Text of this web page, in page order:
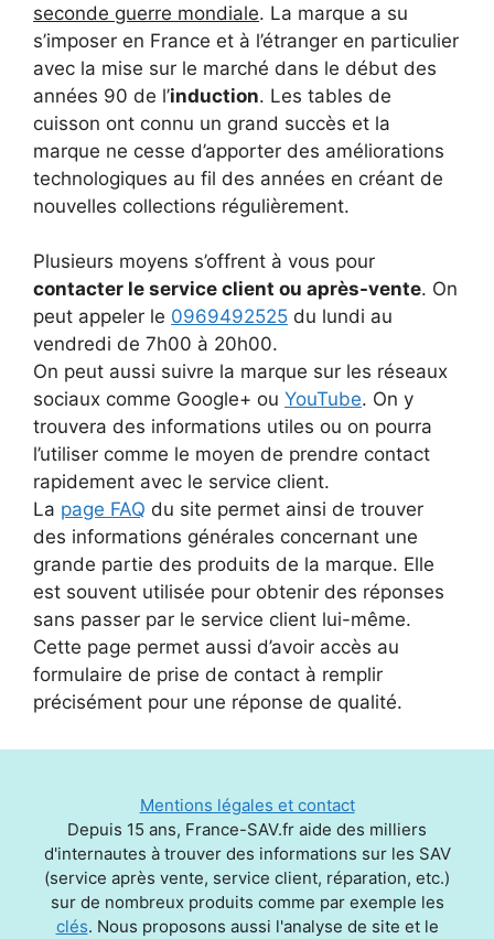
seconde guerre mondiale. La marque a su
s’imposer en France et à l’étranger en particulier
avec la mise sur le marché dans le début des
années 90 de l’induction. Les tables de
cuisson ont connu un grand succès et la
marque ne cesse d’apporter des améliorations
technologiques au fil des années en créant de
nouvelles collections régulièrement.
Plusieurs moyens s’offrent à vous pour
contacter le service client ou après-vente. On
peut appeler le 0969492525 du lundi au
vendredi de 7h00 à 20h00.
On peut aussi suivre la marque sur les réseaux
sociaux comme Google+ ou YouTube. On y
trouvera des informations utiles ou on pourra
l’utiliser comme le moyen de prendre contact
rapidement avec le service client.
La page FAQ du site permet ainsi de trouver
des informations générales concernant une
grande partie des produits de la marque. Elle
est souvent utilisée pour obtenir des réponses
sans passer par le service client lui-même.
Cette page permet aussi d’avoir accès au
formulaire de prise de contact à remplir
précisément pour une réponse de qualité.
Mentions légales et contact
Depuis 15 ans, France-SAV.fr aide des milliers
d'internautes à trouver des informations sur les SAV
(service après vente, service client, réparation, etc.)
sur de nombreux produits comme par exemple les
clés. Nous proposons aussi l'analyse de site et le